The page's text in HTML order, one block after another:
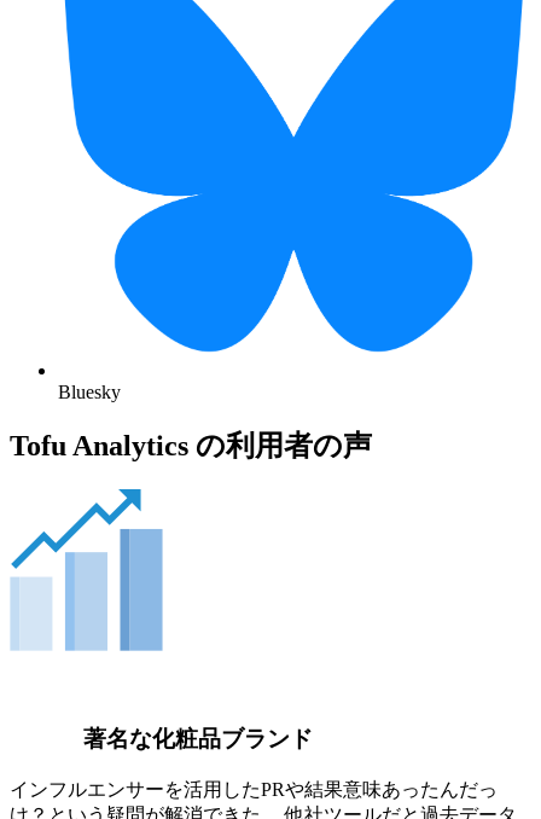
Bluesky
Tofu Analytics の利用者の声
著名な化粧品ブランド
インフルエンサーを活用したPRや結果意味あったんだっ
け？という疑問が解消できた。 他社ツールだと過去データ